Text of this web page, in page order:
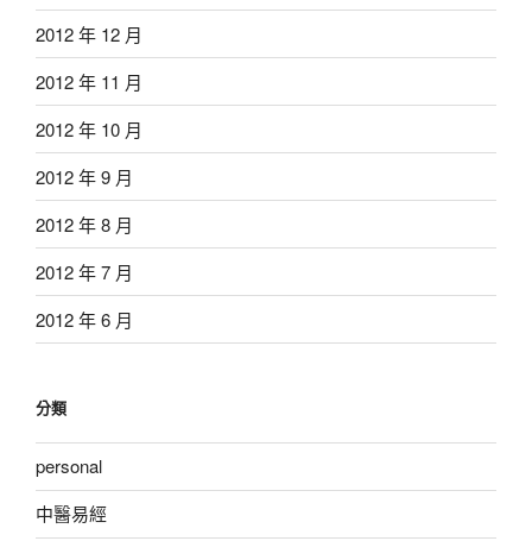
2012 年 12 月
2012 年 11 月
2012 年 10 月
2012 年 9 月
2012 年 8 月
2012 年 7 月
2012 年 6 月
分類
personal
中醫易經